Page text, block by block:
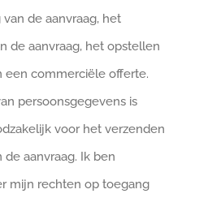
de aanvraag, het
de aanvraag, het opstellen
een commerciële offerte.
persoonsgegevens is
voor het verzenden
aanvraag. Ik ben
mijn rechten op toegang